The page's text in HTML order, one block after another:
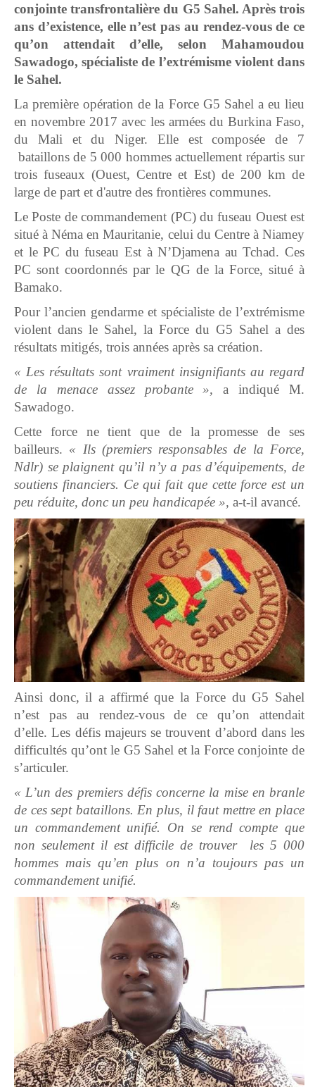
conjointe transfrontalière du G5 Sahel. Après trois
ans d’existence, elle n’est pas au rendez-vous de ce
qu’on attendait d’elle, selon Mahamoudou
Sawadogo, spécialiste de l’extrémisme violent dans
le Sahel.
La première opération de la Force G5 Sahel a eu lieu
en novembre 2017 avec les armées du Burkina Faso,
du Mali et du Niger. Elle est composée de 7
bataillons de 5 000 hommes actuellement répartis sur
trois fuseaux (Ouest, Centre et Est) de 200 km de
large de part et d'autre des frontières communes.
Le Poste de commandement (PC) du fuseau Ouest est
situé à Néma en Mauritanie, celui du Centre à Niamey
et le PC du fuseau Est à N’Djamena au Tchad. Ces
PC sont coordonnés par le QG de la Force, situé à
Bamako.
Pour l’ancien gendarme et spécialiste de l’extrémisme
violent dans le Sahel, la Force du G5 Sahel a des
résultats mitigés, trois années après sa création.
« Les résultats sont vraiment insignifiants au regard
de la menace assez probante », a indiqué M.
Sawadogo.
Cette force ne tient que de la promesse de ses
bailleurs. « Ils (premiers responsables de la Force,
Ndlr) se plaignent qu’il n’y a pas d’équipements, de
soutiens financiers. Ce qui fait que cette force est un
peu réduite, donc un peu handicapée », a-t-il avancé.
Ainsi donc, il a affirmé que la Force du G5 Sahel
n’est pas au rendez-vous de ce qu’on attendait
d’elle.Les défis majeurs se trouvent d’abord dans les
difficultés qu’ont le G5 Sahel et la Force conjointe de
s’articuler.
« L’un des premiers défis concerne la mise en branle
de ces sept bataillons. En plus, il faut mettre en place
un commandement unifié. On se rend compte que
non seulement il est difficile de trouver les 5 000
hommes mais qu’en plus on n’a toujours pas un
commandement unifié.